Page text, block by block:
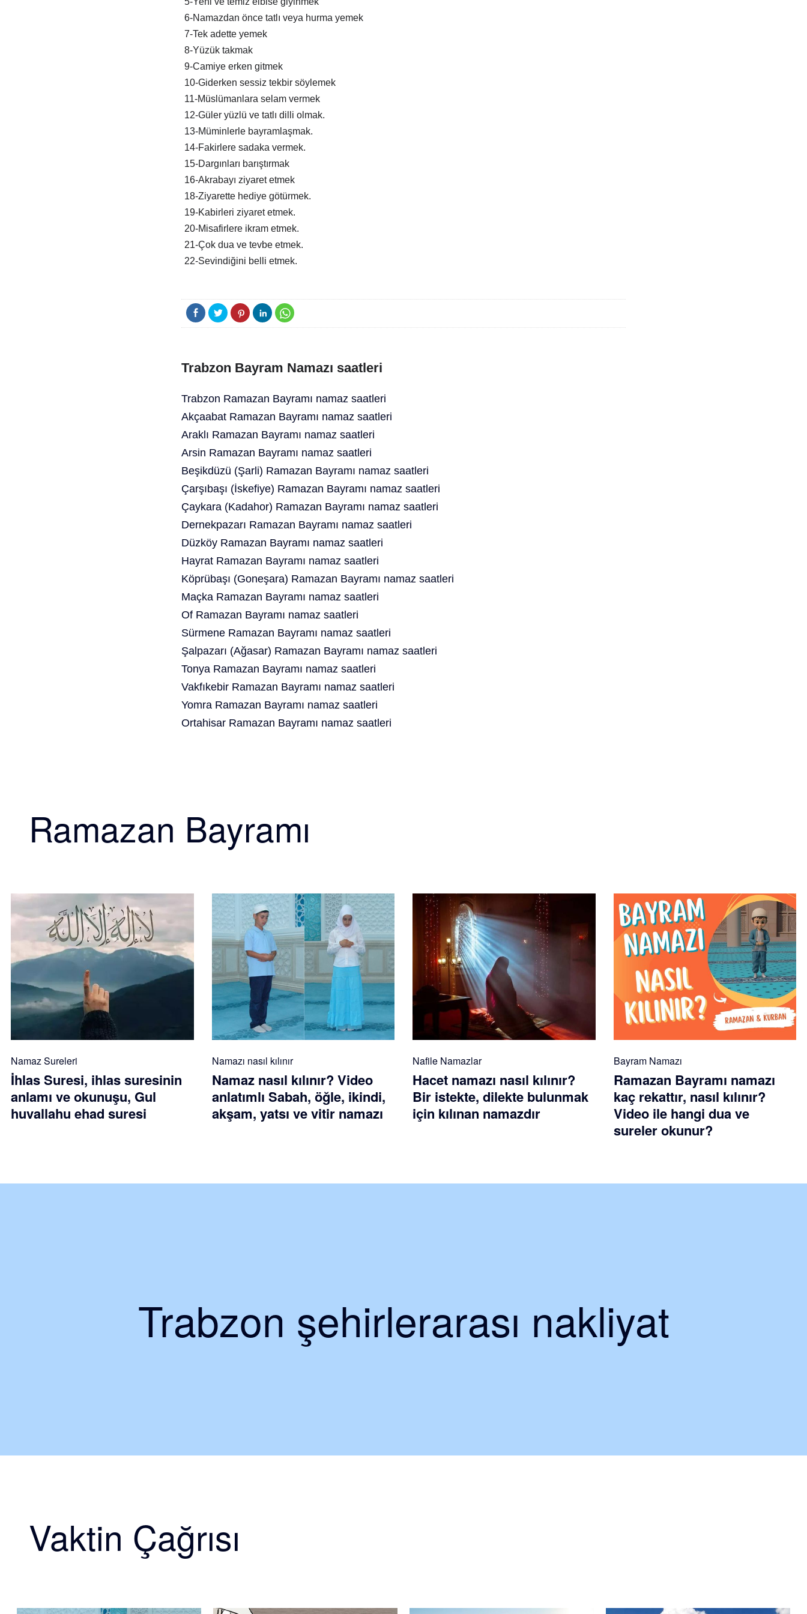
6-Namazdan önce tatlı veya hurma yemek
7-Tek adette yemek
8-Yüzük takmak
9-Camiye erken gitmek
10-Giderken sessiz tekbir söylemek
11-Müslümanlara selam vermek
12-Güler yüzlü ve tatlı dilli olmak.
13-Müminlerle bayramlaşmak.
14-Fakirlere sadaka vermek.
15-Dargınları barıştırmak
16-Akrabayı ziyaret etmek
18-Ziyarette hediye götürmek.
19-Kabirleri ziyaret etmek.
20-Misafirlere ikram etmek.
21-Çok dua ve tevbe etmek.
22-Sevindiğini belli etmek.
Trabzon Bayram Namazı saatleri
Trabzon Ramazan Bayramı namaz saatleri
Akçaabat Ramazan Bayramı namaz saatleri
Araklı Ramazan Bayramı namaz saatleri
Arsin Ramazan Bayramı namaz saatleri
Beşikdüzü (Şarli) Ramazan Bayramı namaz saatleri
Çarşıbaşı (İskefiye) Ramazan Bayramı namaz saatleri
Çaykara (Kadahor) Ramazan Bayramı namaz saatleri
Dernekpazarı Ramazan Bayramı namaz saatleri
Düzköy Ramazan Bayramı namaz saatleri
Hayrat Ramazan Bayramı namaz saatleri
Köprübaşı (Goneşara) Ramazan Bayramı namaz saatleri
Maçka Ramazan Bayramı namaz saatleri
Of Ramazan Bayramı namaz saatleri
Sürmene Ramazan Bayramı namaz saatleri
Şalpazarı (Ağasar) Ramazan Bayramı namaz saatleri
Tonya Ramazan Bayramı namaz saatleri
Vakfıkebir Ramazan Bayramı namaz saatleri
Yomra Ramazan Bayramı namaz saatleri
Ortahisar Ramazan Bayramı namaz saatleri
Ramazan Bayramı
Namaz Sureleri
İhlas Suresi, ihlas suresinin
anlamı ve okunuşu, Gul
huvallahu ehad suresi
Namazı nasıl kılınır
Namaz nasıl kılınır? Video
anlatımlı Sabah, öğle, ikindi,
akşam, yatsı ve vitir namazı
Nafile Namazlar
Hacet namazı nasıl kılınır?
Bir istekte, dilekte bulunmak
için kılınan namazdır
Bayram Namazı
Ramazan Bayramı namazı
kaç rekattır, nasıl kılınır?
Video ile hangi dua ve
sureler okunur?
Trabzon şehirlerarası nakliyat
Vaktin Çağrısı